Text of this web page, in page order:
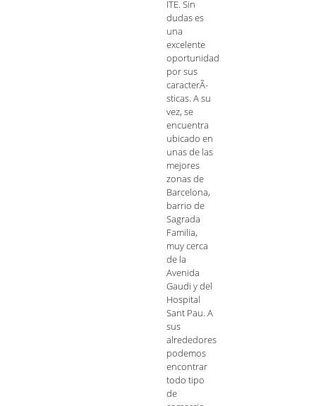
ITE. Sin
dudas es
una
excelente
oportunidad
por sus
caracterÃ­
sticas. A su
vez, se
encuentra
ubicado en
unas de las
mejores
zonas de
Barcelona,
barrio de
Sagrada
Familia,
muy cerca
de la
Avenida
Gaudi y del
Hospital
Sant Pau. A
sus
alrededores
podemos
encontrar
todo tipo
de